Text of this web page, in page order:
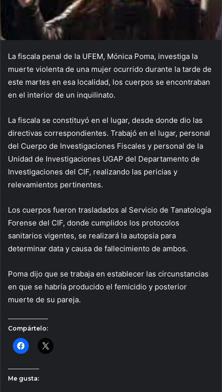
La fiscala penal de la UFEM, Mónica Poma, investiga la
muerte violenta de una mujer ocurrido durante la tarde de
este martes en esa localidad, los cuerpos se encontraban
en el interior de un inquilinato.
La fiscala se constituyó en el lugar, desde donde dio las
directivas correspondientes. Trabajó en el lugar, personal
del Cuerpo de Investigaciones Fiscales y personal de la
Unidad de Investigaciones UGAP del Departamento de
Investigaciones del CIF, realizando las pericias y
relevamientos pertinentes.
Los cuerpos fueron trasladados al Servicio de Tanatología
Forense del CIF, donde cumplidos los protocolos
sanitarios vigentes, se realizará la autopsia para
determinar data y causa de fallecimiento de ambos.
Poma dijo que se trabaja en establecer las circunstancias
en que se habría producido el femicidio y posterior
muerte de su pareja.
Compártelo:
Me gusta: